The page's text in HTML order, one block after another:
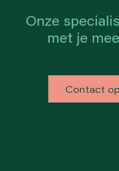
Onze
met je
Contact